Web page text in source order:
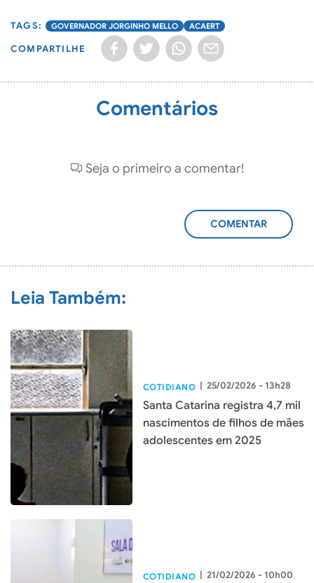
GOVERNADOR JORGINHO MELLO ACAERT
COMPARTILHE
Comentários
Seja o primeiro a comentar!
ADICIONAR
Leia Também:
COTIDIANO | 25/02/2026 - 13h28
Santa Catarina registra 4,7 mil
nascimentos de filhos de mães
adolescentes em 2025
COTIDIANO | 21/02/2026 - 10h00